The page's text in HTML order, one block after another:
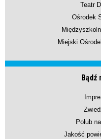
Teatr
Ośrodek
Miejski
Bądź
Polub
Jakość